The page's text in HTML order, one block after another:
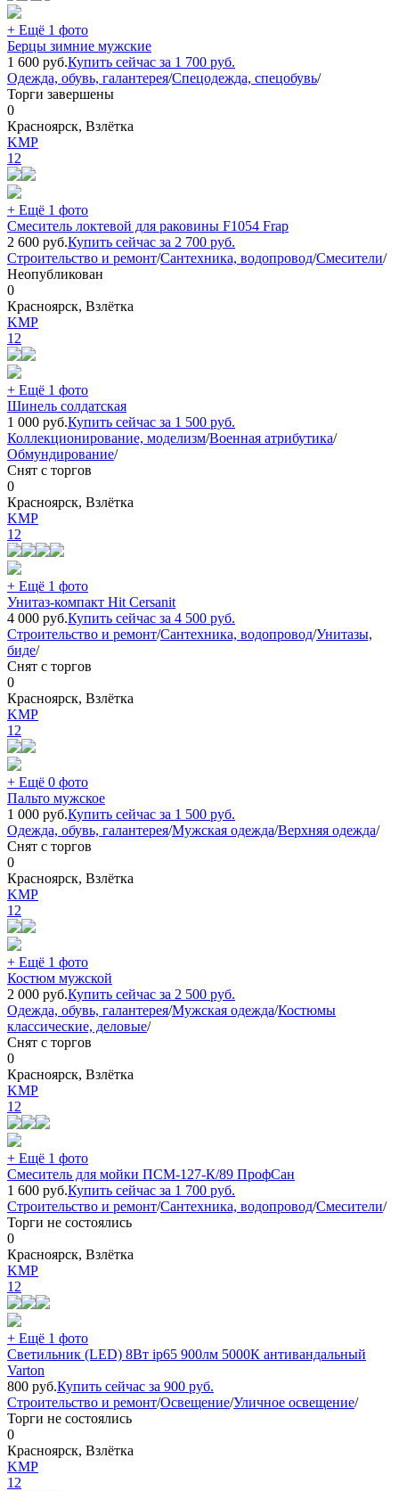
+ Ещё 1 фото
Берцы зимние мужские
1 600 руб.Купить сейчас за 1 700 руб.
Одежда, обувь, галантерея/Спецодежда, спецобувь/
Торги завершены
0
Красноярск, Взлётка
KMP
12
+ Ещё 1 фото
Смеситель локтевой для раковины F1054 Frap
2 600 руб.Купить сейчас за 2 700 руб.
Строительство и ремонт/Сантехника, водопровод/Смесители/
Неопубликован
0
Красноярск, Взлётка
KMP
12
+ Ещё 1 фото
Шинель солдатская
1 000 руб.Купить сейчас за 1 500 руб.
Коллекционирование, моделизм/Военная атрибутика/
Обмундирование/
Снят с торгов
0
Красноярск, Взлётка
KMP
12
+ Ещё 1 фото
Унитаз-компакт Hit Cersanit
4 000 руб.Купить сейчас за 4 500 руб.
Строительство и ремонт/Сантехника, водопровод/Унитазы,
биде/
Снят с торгов
0
Красноярск, Взлётка
KMP
12
+ Ещё 0 фото
Пальто мужское
1 000 руб.Купить сейчас за 1 500 руб.
Одежда, обувь, галантерея/Мужская одежда/Верхняя одежда/
Снят с торгов
0
Красноярск, Взлётка
KMP
12
+ Ещё 1 фото
Костюм мужской
2 000 руб.Купить сейчас за 2 500 руб.
Одежда, обувь, галантерея/Мужская одежда/Костюмы
классические, деловые/
Снят с торгов
0
Красноярск, Взлётка
KMP
12
+ Ещё 1 фото
Смеситель для мойки ПСМ-127-К/89 ПрофСан
1 600 руб.Купить сейчас за 1 700 руб.
Строительство и ремонт/Сантехника, водопровод/Смесители/
Торги не состоялись
0
Красноярск, Взлётка
KMP
12
+ Ещё 1 фото
Cветильник (LED) 8Вт ip65 900лм 5000К антивандальный
Varton
800 руб.Купить сейчас за 900 руб.
Строительство и ремонт/Освещение/Уличное освещение/
Торги не состоялись
0
Красноярск, Взлётка
KMP
12